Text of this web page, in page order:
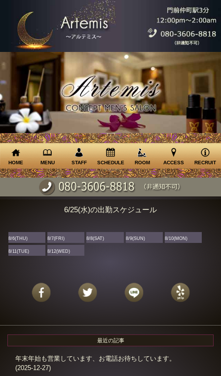
HOME MENU STAFF SCHEDULE ROOM ACCESS RECRUIT
6/25(水)の出勤スケジュール
8/6(THU) 8/7(FRI) 8/8(SAT) 8/9(SUN) 8/10(MON)
8/11(TUE) 8/12(WED)
最近の記事
年末年始も営業しています、お電話お待ちしています。
(2025-12-27)